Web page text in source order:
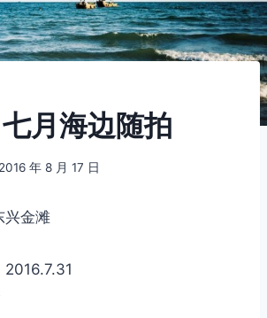
月海边随拍
2016 年 8 月 17 日
兴金滩
2016.7.31